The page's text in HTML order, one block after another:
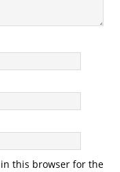
this browser for the